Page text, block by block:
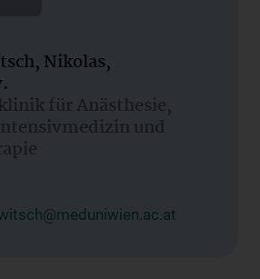
Nikolas,
für Anästhesie,
und